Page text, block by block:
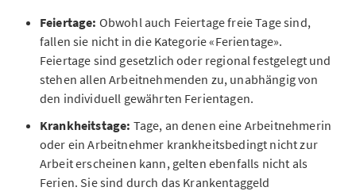
Feiertage: Obwohl auch Feiertage freie Tage sind,
fallen sie nicht in die Kategorie «Ferientage».
Feiertage sind gesetzlich oder regional festgelegt und
stehen allen Arbeitnehmenden zu, unabhängig von
den individuell gewährten Ferientagen.
Krankheitstage: Tage, an denen eine Arbeitnehmerin
oder ein Arbeitnehmer krankheitsbedingt nicht zur
Arbeit erscheinen kann, gelten ebenfalls nicht als
Ferien. Sie sind durch das Krankentaggeld